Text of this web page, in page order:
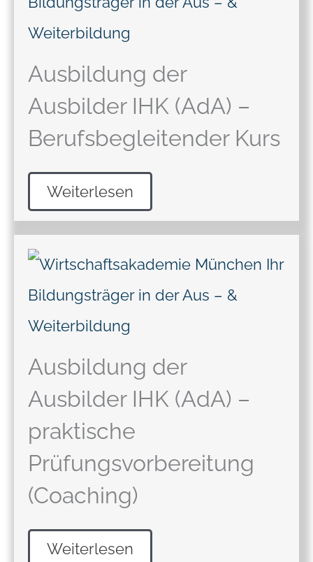
Ausbildung der
Ausbilder IHK (AdA) –
Berufsbegleitender Kurs
Weiterlesen
Ausbildung der
Ausbilder IHK (AdA) –
praktische
Prüfungsvorbereitung
(Coaching)
Weiterlesen